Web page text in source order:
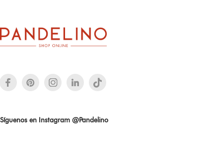
Síguenos en Instagram @Pandelino